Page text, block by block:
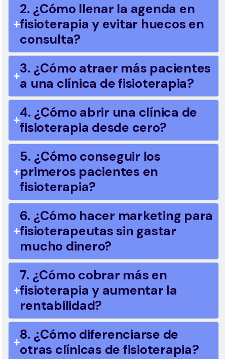
2. ¿Cómo llenar la agenda en
fisioterapia y evitar huecos en
consulta?
3. ¿Cómo atraer más pacientes
a una clínica de fisioterapia?
4. ¿Cómo abrir una clínica de
fisioterapia desde cero?
5. ¿Cómo conseguir los
primeros pacientes en
fisioterapia?
6. ¿Cómo hacer marketing para
fisioterapeutas sin gastar
mucho dinero?
7. ¿Cómo cobrar más en
fisioterapia y aumentar la
rentabilidad?
8. ¿Cómo diferenciarse de
otras clínicas de fisioterapia?